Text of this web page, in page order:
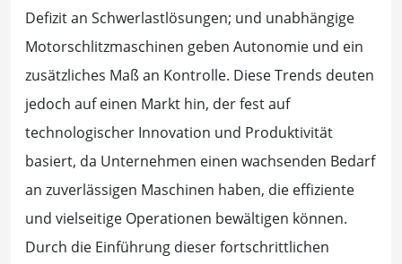
Defizit an Schwerlastlösungen; und unabhängige
Motorschlitzmaschinen geben Autonomie und ein
zusätzliches Maß an Kontrolle. Diese Trends deuten
jedoch auf einen Markt hin, der fest auf
technologischer Innovation und Produktivität
basiert, da Unternehmen einen wachsenden Bedarf
an zuverlässigen Maschinen haben, die effiziente
und vielseitige Operationen bewältigen können.
Durch die Einführung dieser fortschrittlichen